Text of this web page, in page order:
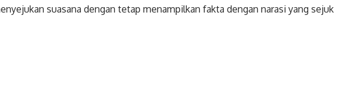
suasana dengan tetap menampilkan fakta dengan narasi yang sejuk